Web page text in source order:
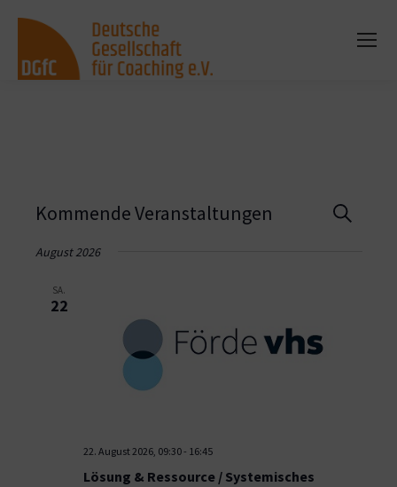
Suche
Kommende Veranstaltungen
August 2026
SA.
22
22. August 2026, 09:30- 16:45
Lösung & Ressource / Systemisches